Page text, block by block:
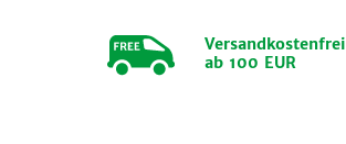
Versandkostenfrei
ab 100 EUR